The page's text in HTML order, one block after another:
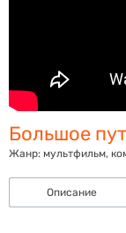
Большое
Жанр: мультфильм,
Описание